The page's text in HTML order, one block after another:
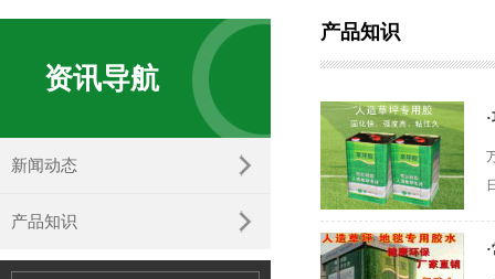
资讯导航
新闻动态
产品知识
产品知识
·
·